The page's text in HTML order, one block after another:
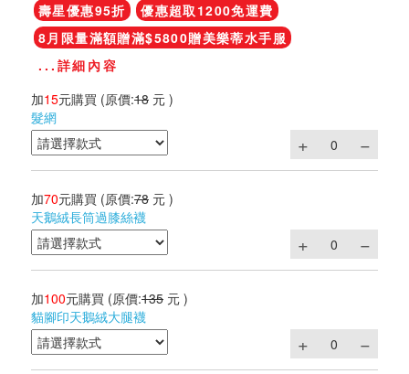
壽星優惠95折
優惠超取1200免運費
8月限量滿額贈滿$5800贈美樂蒂水手服
...詳細內容
加15元購買 (原價:18 元 )
髮網
加70元購買 (原價:78 元 )
天鵝絨長筒過膝絲襪
加100元購買 (原價:135 元 )
貓腳印天鵝絨大腿襪